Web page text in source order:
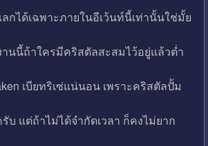
ลกได้เฉพาะภายในอีเว้นท์นี้เท่านั้นใช่มั้ย
นนี้ถ้าใครมีคริสตัลสะสมไว้อยู่แล้วต่ำ
เบียทริเซ่แน่นอน เพราะคริสตัลปั้ม
บ แต่ถ้าไม่ได้จำกัดเวลา ก็คงไม่ยาก